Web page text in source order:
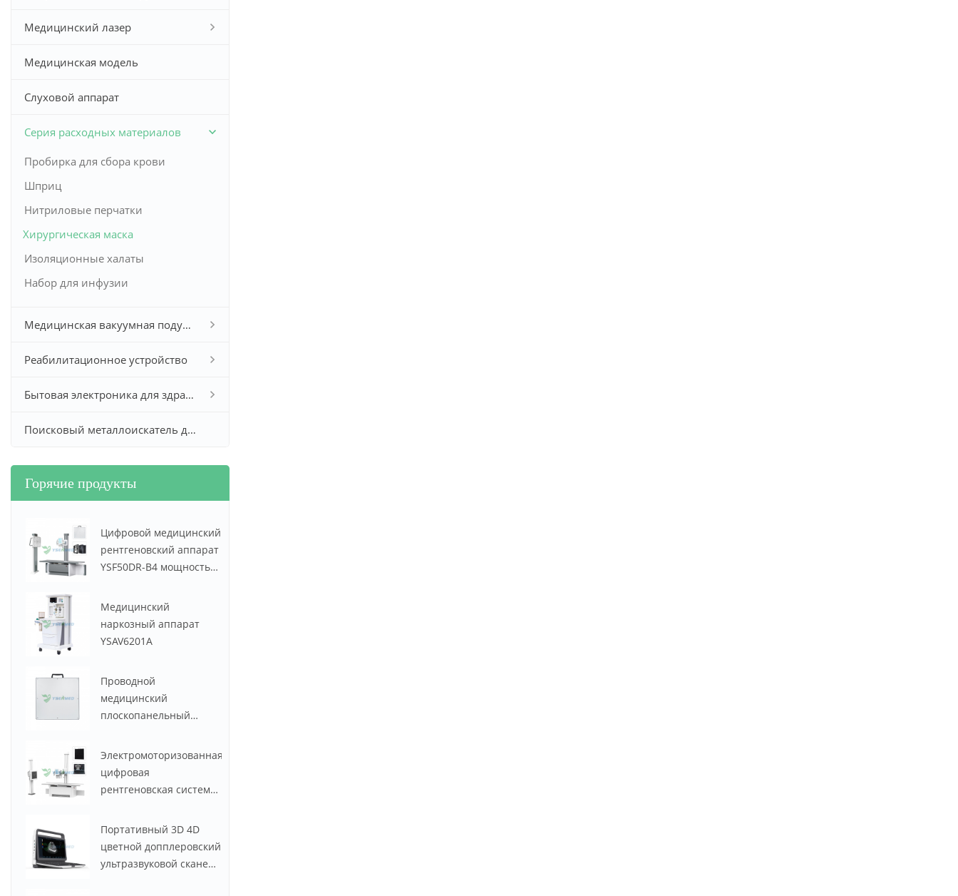
Медицинский лазер
Медицинская модель
Слуховой аппарат
Серия расходных материалов
Пробирка для сбора крови
Шприц
Нитриловые перчатки
Хирургическая маска
Изоляционные халаты
Набор для инфузии
Медицинская вакуумная подушка
Реабилитационное устройство
Бытовая электроника для здравоохранения
Поисковый металлоискатель для золота и серебра
Горячие продукты
Цифровой медицинский
рентгеновский аппарат
YSF50DR-B4 мощностью
Медицинский
наркозный аппарат
YSAV6201A
Проводной
медицинский
плоскопанельный
YSFPD4343R
Электромоторизованная
цифровая
рентгеновская система
мощностью 50 кВт и
Портативный 3D 4D
цветной допплеровский
ультразвуковой сканер